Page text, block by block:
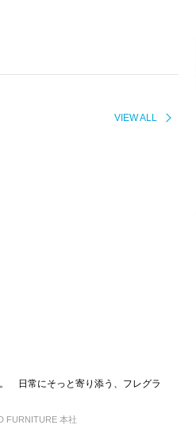
VIEW ALL
日常にそっと寄り添う、フレグラ
FURNITURE 本社